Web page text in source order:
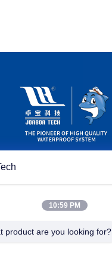
10:59 PM
product are you looking for?